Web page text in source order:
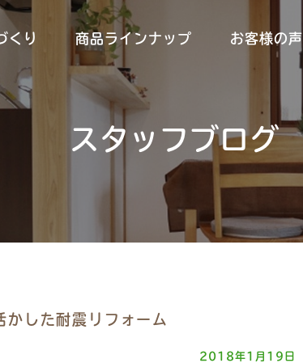
くり 商品ラインナップ お客様の声
スタッフブログ
かした耐震リフォーム
2018年1月19日